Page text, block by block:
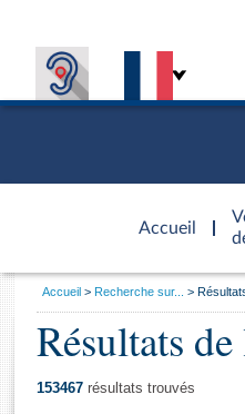
Accueil
d'accueil
Général
Vous
Accueil Recherche sur...
Résultats
153467 résultats trouvés